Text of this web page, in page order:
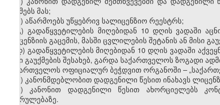
აუქმებს მას;
ბ) აწარმოებს უწყებრივ სალიცენზიო რეესტრს;
გ) გადაწყვეტილების მიღებიდან 10 დღის ვადაში
ლიცენზიის გაცემის, მასში ცვლილების შეტანის ან მისი
დ) გადაწყვეტილების მიღებიდან 10 დღის ვადაში
მისი გაუქმების შესახებ, გარდა საქართველოს ზოგადი
საქართველოს ოფიციალურ ბეჭდვით ორგანოში –
ე) კანონმდებლობით დადგენილი წესით ინახავს
ვ) კანონით დადგენილი წესით ახორციელებს
შესრულებაზე.